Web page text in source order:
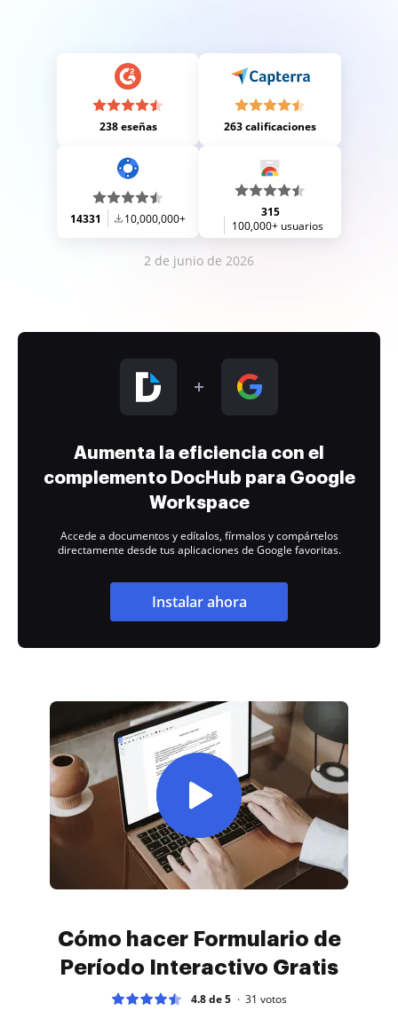
238 eseñas 263 calificaciones
14331 10,000,000+
315
100,000+ usuarios
2 de junio de 2026
Aumenta la eficiencia con el
complemento DocHub para Google
Workspace
Accede a documentos y edítalos, fírmalos y compártelos
directamente desde tus aplicaciones de Google favoritas.
Instalar ahora
Cómo hacer Formulario de
Período Interactivo Gratis
4.8 de 5 31 votos